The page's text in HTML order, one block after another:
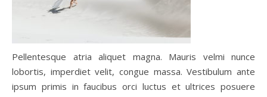
Pellentesque atria aliquet magna. Mauris velmi nunce
lobortis, imperdiet velit, congue massa. Vestibulum ante
ipsum primis in faucibus orci luctus et ultrices posuere